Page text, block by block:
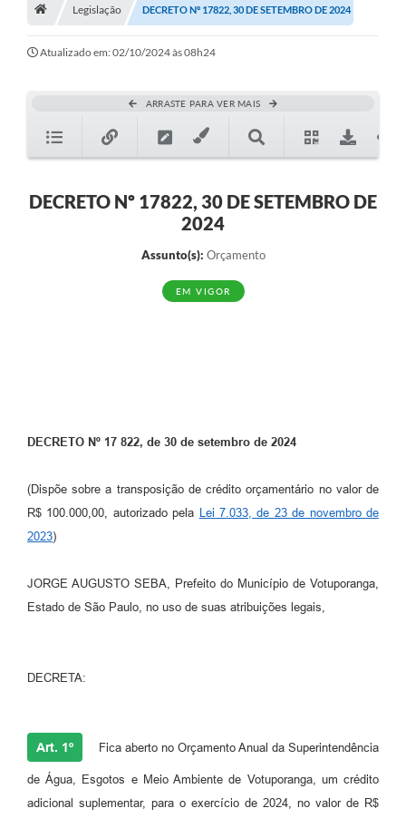
A História
Galeria de Fotos
Perguntas Frequentes
Audiências Públicas
Editais
Links
Telefones Úteis
Agenda
Legislação DECRETO Nº 17822, 30 DE SETEMBRO DE 2024
Atualizado em: 02/10/2024 às 08h24
ARRASTE PARA VER MAIS
DECRETO Nº 17822, 30 DE SETEMBRO DE
2024
Assunto(s): Orçamento
EM VIGOR
DECRETO Nº 17 822, de 30 de setembro de 2024
(Dispõe sobre a transposição de crédito orçamentário no valor de
R$ 100.000,00, autorizado pela Lei 7.033, de 23 de novembro de
2023)
JORGE AUGUSTO SEBA, Prefeito do Município de Votuporanga,
Estado de São Paulo, no uso de suas atribuições legais,
DECRETA:
Art. 1º Fica aberto no Orçamento Anual da Superintendência
de Água, Esgotos e Meio Ambiente de Votuporanga, um crédito
adicional suplementar, para o exercício de 2024, no valor de R$